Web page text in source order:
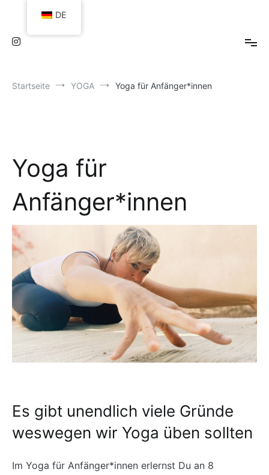
Startseite YOGA Yoga für Anfänger*innen
Yoga für
Anfänger*innen
Es gibt unendlich viele Gründe
weswegen wir Yoga üben sollten
Im Yoga für Anfänger*innen erlernst Du an 8
DE